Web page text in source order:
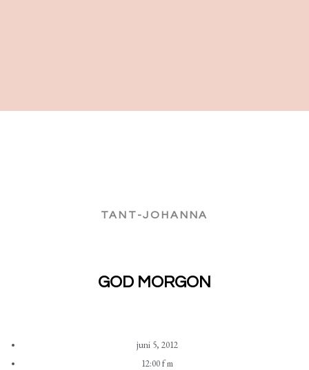
TANT-JOHANNA
GOD MORGON
juni 5, 2012
12:00 f m